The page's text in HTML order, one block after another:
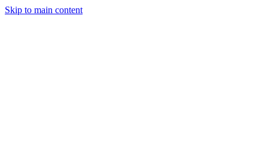
Skip to main content